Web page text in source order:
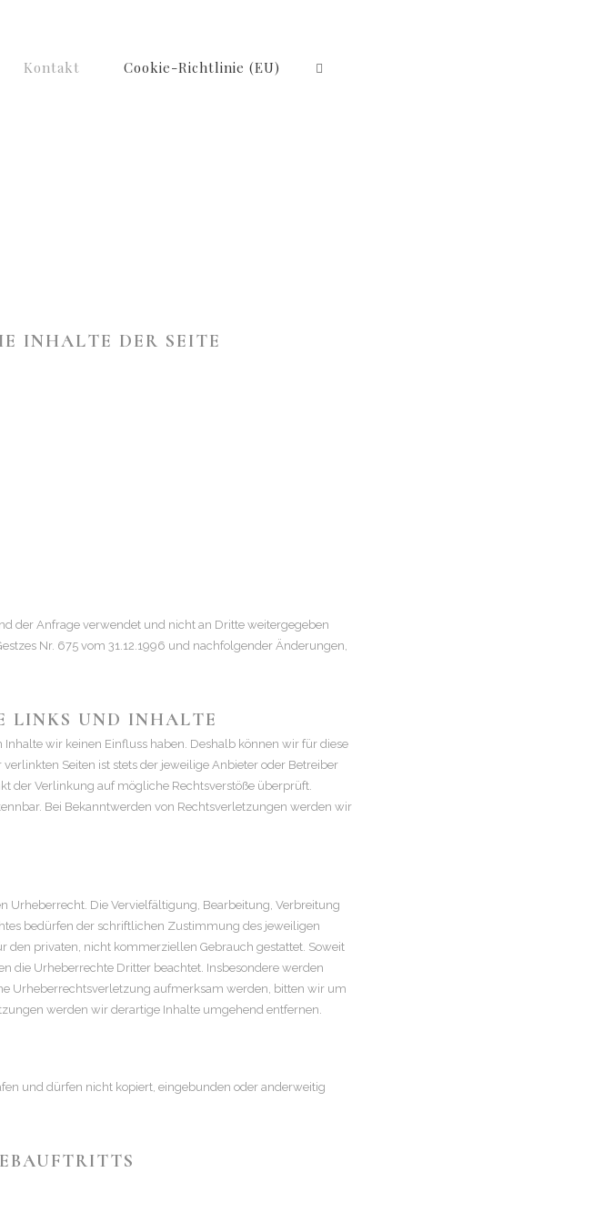
Kontakt Cookie-Richtlinie (EU)
INHALTE DER SEITE
der Anfrage verwendet und nicht an Dritte weitergegeben
Nr. 675 vom 31.12.1996 und nachfolgender Änderungen,
LINKS UND INHALTE
wir keinen Einfluss haben. Deshalb können wir für diese
Seiten ist stets der jeweilige Anbieter oder Betreiber
der Verlinkung auf mögliche Rechtsverstöße überprüft.
Bei Bekanntwerden von Rechtsverletzungen werden wir
Urheberrecht. Die Vervielfältigung, Bearbeitung, Verbreitung
bedürfen der schriftlichen Zustimmung des jeweiligen
den privaten, nicht kommerziellen Gebrauch gestattet. Soweit
die Urheberrechte Dritter beachtet. Insbesondere werden
Urheberrechtsverletzung aufmerksam werden, bitten wir um
werden wir derartige Inhalte umgehend entfernen.
und dürfen nicht kopiert, eingebunden oder anderweitig